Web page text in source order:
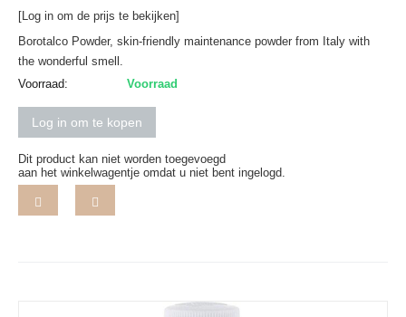
[Log in om de prijs te bekijken]
Borotalco Powder, skin-friendly maintenance powder from Italy with
the wonderful smell.
Voorraad:
Voorraad
Log in om te kopen
Dit product kan niet worden toegevoegd
aan het winkelwagentje omdat u niet bent ingelogd.